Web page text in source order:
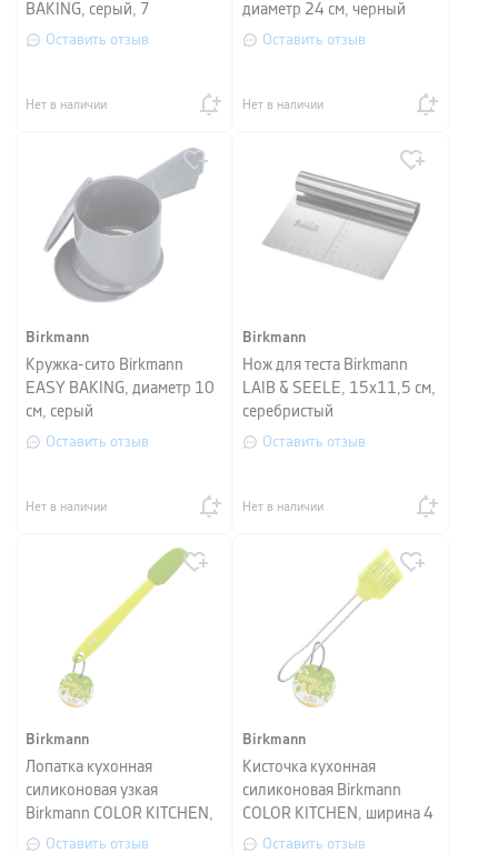
BAKING, серый, 7
предметов
Оставить отзыв
Нет в наличии
диаметр 24 см, черный
Оставить отзыв
Нет в наличии
Birkmann
Кружка-сито Birkmann
EASY BAKING, диаметр 10
см, серый
Оставить отзыв
Нет в наличии
Birkmann
Нож для теста Birkmann
LAIB & SEELE, 15х11,5 см,
серебристый
Оставить отзыв
Нет в наличии
Birkmann
Лопатка кухонная
силиконовая узкая
Birkmann COLOR KITCHEN,
длина 27 см, зеленый
Оставить отзыв
Birkmann
Кисточка кухонная
силиконовая Birkmann
COLOR KITCHEN, ширина 4
см, зеленый
Оставить отзыв